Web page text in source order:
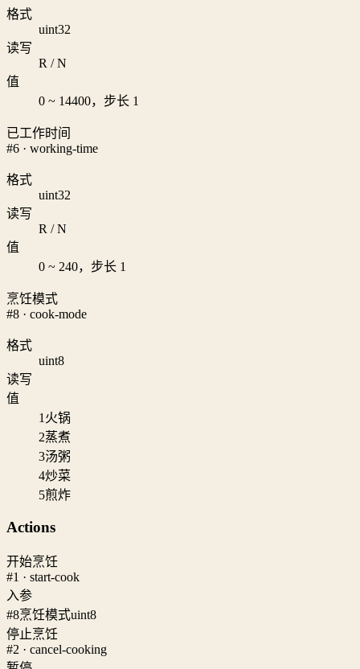
格式
uint32
读写
R / N
值
0 ~ 14400，步长 1
已工作时间
#6 · working-time
格式
uint32
读写
R / N
值
0 ~ 240，步长 1
烹饪模式
#8 · cook-mode
格式
uint8
读写
值
1 火锅
2蒸煮
3汤粥
4炒菜
5煎炸
Actions
开始烹饪
#1 · start-cook
入参
#8烹饪模式uint8
停止烹饪
#2 · cancel-cooking